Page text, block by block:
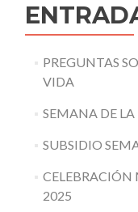
PREGUNTAS
VIDA
SEMANA DE
SUBSIDIO
CELEBRACIÓN
2025